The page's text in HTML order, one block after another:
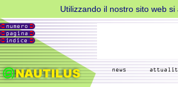
Utilizzando il nostro sito web